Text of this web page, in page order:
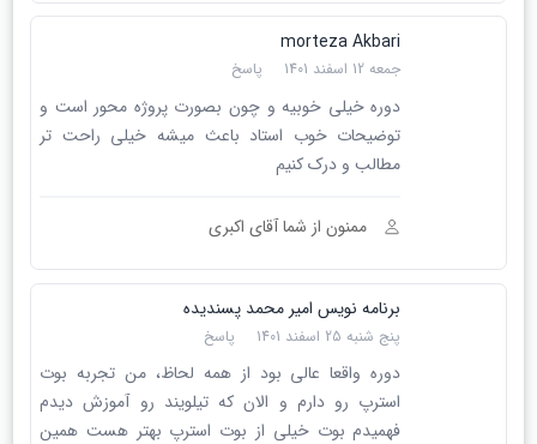
morteza Akbari
جمعه 12 اسفند 1401 پاسخ
دوره خیلی خوبیه و چون بصورت پروژه محور است و
توضیحات خوب استاد باعث میشه خیلی راحت تر
مطالب و درک کنیم
ممنون از شما آقای اکبری
برنامه نویس امیر محمد پسندیده
پنج شنبه 25 اسفند 1401 پاسخ
دوره واقعا عالی بود از همه لحاظ، من تجربه بوت
استرپ رو دارم و الان که تیلویند رو آموزش دیدم
فهمیدم بوت خیلی از بوت استرپ بهتر هست همین